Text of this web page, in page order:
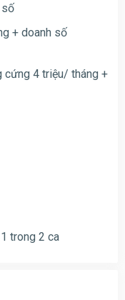
số
+ doanh số
cứng 4 triệu/ tháng +
trong 2 ca